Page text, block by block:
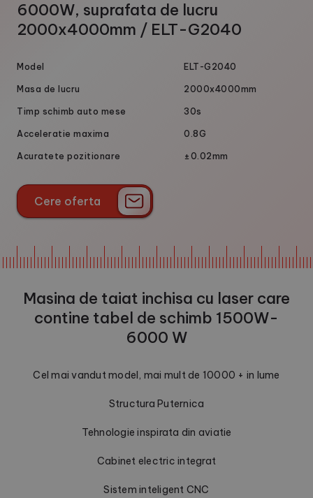
6000W, suprafata de lucru
2000x4000mm / ELT-G2040
Model ELT-G2040
Masa de lucru 2000x4000mm
Timp schimb auto mese 30s
Acceleratie maxima 0.8G
Acuratete pozitionare ±0.02mm
Cere oferta
Cere oferta
Masina de taiat inchisa cu laser care
contine tabel de schimb 1500W-
6000 W
Cel mai vandut model, mai mult de 10000 + in lume
Structura Puternica
Tehnologie inspirata din aviatie
Cabinet electric integrat
Sistem inteligent CNC